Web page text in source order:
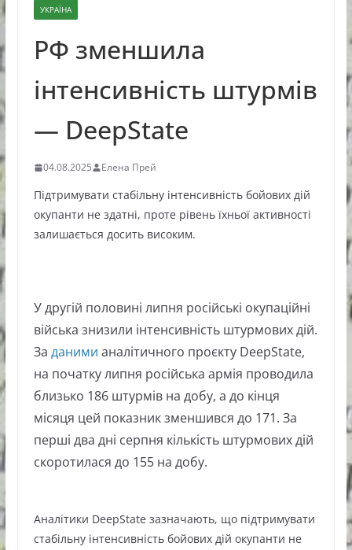
УКРАЇНА
РФ зменшила
інтенсивність штурмів
— DeepState
04.08.2025 Елена Прей
Підтримувати стабільну інтенсивність бойових дій
окупанти не здатні, проте рівень їхньої активності
залишається досить високим.
У другій половині липня російські окупаційні
війська знизили інтенсивність штурмових дій.
За даними аналітичного проєкту DeepState,
на початку липня російська армія проводила
близько 186 штурмів на добу, а до кінця
місяця цей показник зменшився до 171. За
перші два дні серпня кількість штурмових дій
скоротилася до 155 на добу.
Аналітики DeepState зазначають, що підтримувати
стабільну інтенсивність бойових дій окупанти не